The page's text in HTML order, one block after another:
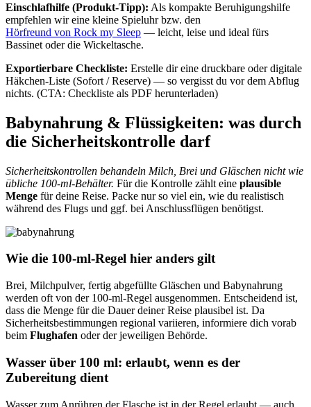
Einschlafhilfe (Produkt‑Tipp): Als kompakte Beruhigungshilfe
empfehlen wir eine kleine Spieluhr bzw. den
Hörfreund von Rock my Sleep — leicht, leise und ideal fürs
Bassinet oder die Wickeltasche.
Exportierbare Checkliste: Erstelle dir eine druckbare oder digitale
Häkchen‑Liste (Sofort / Reserve) — so vergisst du vor dem Abflug
nichts. (CTA: Checkliste als PDF herunterladen)
Babynahrung & Flüssigkeiten: was durch
die Sicherheitskontrolle darf
Sicherheitskontrollen behandeln Milch, Brei und Gläschen nicht wie
übliche 100‑ml‑Behälter. Für die Kontrolle zählt eine plausible
Menge für deine Reise. Packe nur so viel ein, wie du realistisch
während des Flugs und ggf. bei Anschlussflügen benötigst.
Wie die 100‑ml‑Regel hier anders gilt
Brei, Milchpulver, fertig abgefüllte Gläschen und Babynahrung
werden oft von der 100‑ml‑Regel ausgenommen. Entscheidend ist,
dass die Menge für die Dauer deiner Reise plausibel ist. Da
Sicherheitsbestimmungen regional variieren, informiere dich vorab
beim Flughafen oder der jeweiligen Behörde.
Wasser über 100 ml: erlaubt, wenn es der
Zubereitung dient
Wasser zum Anrühren der Flasche ist in der Regel erlaubt — auch